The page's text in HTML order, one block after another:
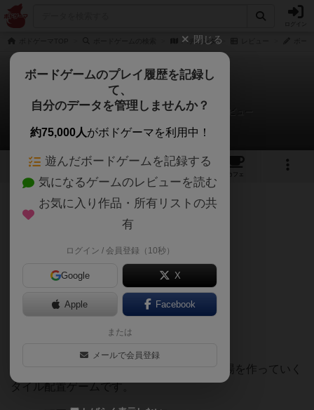
ハチエンダ
ハチエンダ
ボードゲーム好き夫婦の楽しい毎日さんのレビュー
4 4
カフェ
437名 1名 0 約6年前
プレイ人数：２〜５人
インストにかかる時間：２０分
プレイ時間：６０～９０分
少し前にリニューアル版が発売された、牧場を作っていく
タイル配置ゲームです。
閉じる
ボードゲームのプレイ履歴を記録し
て、
自分のデータを管理しませんか？
約75,000人がボドゲーマを利用中！
遊んだボードゲームを記録する
気になるゲームのレビューを読む
お気に入り作品・所有リストの共
有
ログイン / 会員登録（10秒）
Google X
Apple Facebook
または
メールで会員登録